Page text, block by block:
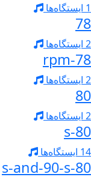
1 ایستگاه‌ها
78
2 ایستگاه‌ها
78-rpm
2 ایستگاه‌ها
80
2 ایستگاه‌ها
80-s
14 ایستگاه‌ها
80-s-and-90-s